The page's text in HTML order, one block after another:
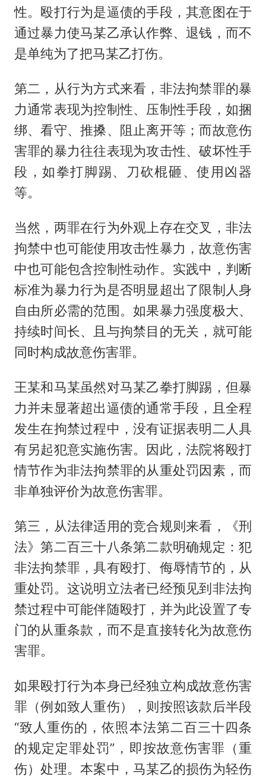
性。殴打行为是逼债的手段，其意图在于
通过暴力使马某乙承认作弊、退钱，而不
是单纯为了把马某乙打伤。
第二，从行为方式来看，非法拘禁罪的暴
力通常表现为控制性、压制性手段，如捆
绑、看守、推搡、阻止离开等；而故意伤
害罪的暴力往往表现为攻击性、破坏性手
段，如拳打脚踢、刀砍棍砸、使用凶器
等。
当然，两罪在行为外观上存在交叉，非法
拘禁中也可能使用攻击性暴力，故意伤害
中也可能包含控制性动作。实践中，判断
标准为暴力行为是否明显超出了限制人身
自由所必需的范围。如果暴力强度极大、
持续时间长、且与拘禁目的无关，就可能
同时构成故意伤害罪。
王某和马某虽然对马某乙拳打脚踢，但暴
力并未显著超出逼债的通常手段，且全程
发生在拘禁过程中，没有证据表明二人具
有另起犯意实施伤害。因此，法院将殴打
情节作为非法拘禁罪的从重处罚因素，而
非单独评价为故意伤害罪。
第三，从法律适用的竞合规则来看，《刑
法》第二百三十八条第二款明确规定：犯
非法拘禁罪，具有殴打、侮辱情节的，从
重处罚。这说明立法者已经预见到非法拘
禁过程中可能伴随殴打，并为此设置了专
门的从重条款，而不是直接转化为故意伤
害罪。
如果殴打行为本身已经独立构成故意伤害
罪（例如致人重伤），则按照该款后半段
“致人重伤的，依照本法第二百三十四条
的规定定罪处罚”，即按故意伤害罪（重
伤）处理。本案中，马某乙的损伤为轻伤